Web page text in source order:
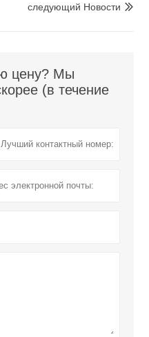

следующий Hовости
цену? Мы
(в течение